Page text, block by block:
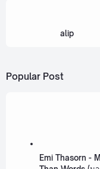
alip
Popular Post
Emi Thasorn -